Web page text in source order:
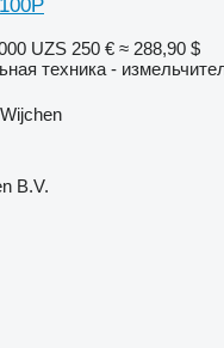
UZS 250 € ≈ 288,90 $
техника -
B.V.